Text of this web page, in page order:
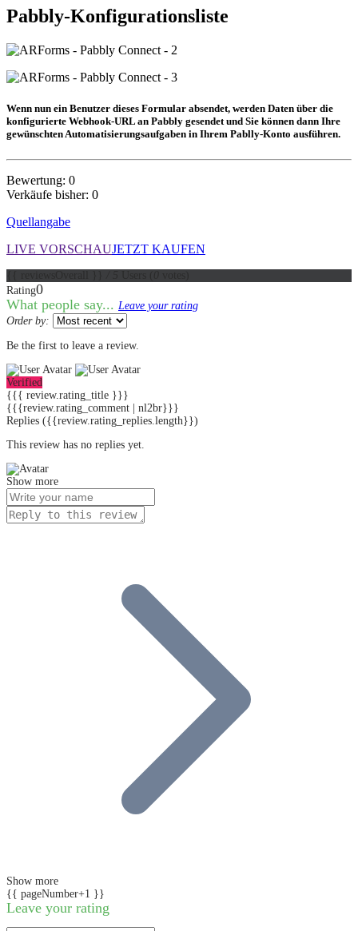
Pabbly-Konfigurationsliste
Wenn nun ein Benutzer dieses Formular absendet, werden Daten über die
konfigurierte Webhook-URL an Pabbly gesendet und Sie können dann Ihre
gewünschten Automatisierungsaufgaben in Ihrem Pablly-Konto ausführen.
Bewertung: 0
Verkäufe bisher: 0
Quellangabe
LIVE VORSCHAUJETZT KAUFEN
Rating0
What people say... Leave your rating
Order by:
Be the first to leave a review.
Verified
{{{ review.rating_title }}}
{{{review.rating_comment | nl2br}}}
Replies ({{review.rating_replies.length}})
This review has no replies yet.
Show more
Show more
{{ pageNumber+1 }}
Leave your rating